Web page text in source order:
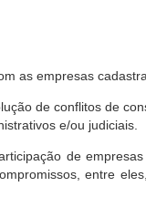
as empresas
de conflitos de
e/ou judiciais.
de
entre